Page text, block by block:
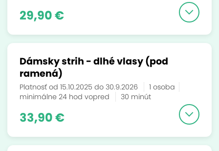
29,90 €
Dámsky strih - dlhé vlasy (pod
ramená)
Platnosť od 15.10.2025 do 30.9.2026
1 osoba
minimálne 24 hod vopred
30 minút
33,90 €